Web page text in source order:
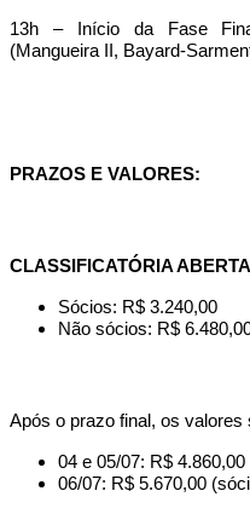
13h – Início da Fase
(Mangueira II, Bayard-
PRAZOS E VALORES:
CLASSIFICATÓRIA
Sócios: R$ 3.240,00
Não sócios: R$
Após o prazo final, os valores
04 e 05/07: R$
06/07: R$ 5.670,00